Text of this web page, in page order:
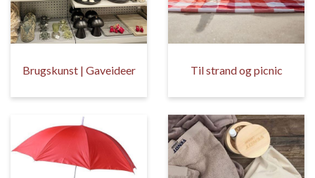
Brugskunst | Gaveideer Til strand og picnic